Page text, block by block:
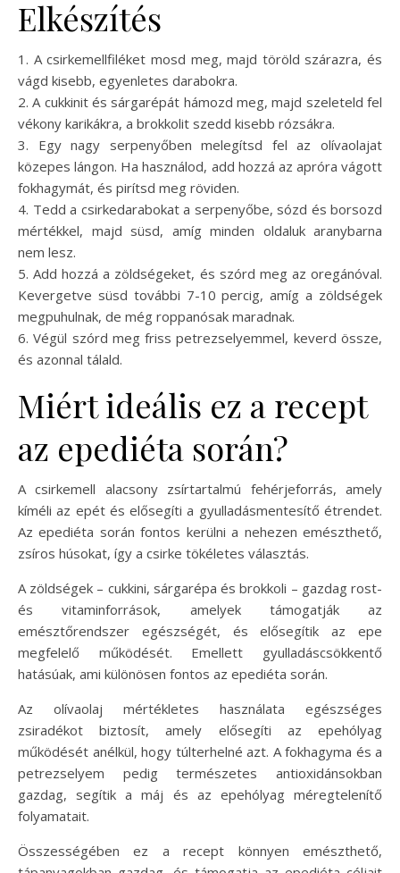
Elkészítés
1. A csirkemellfiléket mosd meg, majd töröld szárazra, és
vágd kisebb, egyenletes darabokra.
2. A cukkinit és sárgarépát hámozd meg, majd szeleteld fel
vékony karikákra, a brokkolit szedd kisebb rózsákra.
3. Egy nagy serpenyőben melegítsd fel az olívaolajat
közepes lángon. Ha használod, add hozzá az apróra vágott
fokhagymát, és pirítsd meg röviden.
4. Tedd a csirkedarabokat a serpenyőbe, sózd és borsozd
mértékkel, majd süsd, amíg minden oldaluk aranybarna
nem lesz.
5. Add hozzá a zöldségeket, és szórd meg az oregánóval.
Kevergetve süsd további 7-10 percig, amíg a zöldségek
megpuhulnak, de még roppanósak maradnak.
6. Végül szórd meg friss petrezselyemmel, keverd össze,
és azonnal tálald.
Miért ideális ez a recept
az epediéta során?
A csirkemell alacsony zsírtartalmú fehérjeforrás, amely
kíméli az epét és elősegíti a gyulladásmentesítő étrendet.
Az epediéta során fontos kerülni a nehezen emészthető,
zsíros húsokat, így a csirke tökéletes választás.
A zöldségek – cukkini, sárgarépa és brokkoli – gazdag rost-
és vitaminforrások, amelyek támogatják az
emésztőrendszer egészségét, és elősegítik az epe
megfelelő működését. Emellett gyulladáscsökkentő
hatásúak, ami különösen fontos az epediéta során.
Az olívaolaj mértékletes használata egészséges
zsiradékot biztosít, amely elősegíti az epehólyag
működését anélkül, hogy túlterhelné azt. A fokhagyma és a
petrezselyem pedig természetes antioxidánsokban
gazdag, segítik a máj és az epehólyag méregtelenítő
folyamatait.
Összességében ez a recept könnyen emészthető,